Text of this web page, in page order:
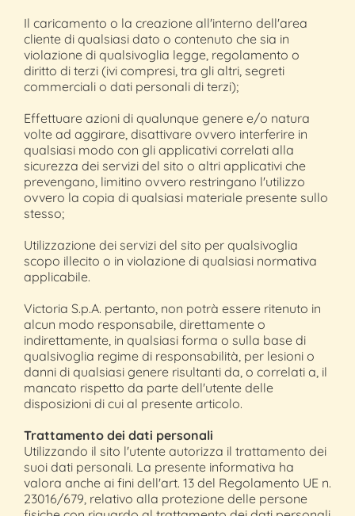
Il caricamento o la creazione all'interno dell'area
cliente di qualsiasi dato o contenuto che sia in
violazione di qualsivoglia legge, regolamento o
diritto di terzi (ivi compresi, tra gli altri, segreti
commerciali o dati personali di terzi);
Effettuare azioni di qualunque genere e/o natura
volte ad aggirare, disattivare ovvero interferire in
qualsiasi modo con gli applicativi correlati alla
sicurezza dei servizi del sito o altri applicativi che
prevengano, limitino ovvero restringano l'utilizzo
ovvero la copia di qualsiasi materiale presente sullo
stesso;
Utilizzazione dei servizi del sito per qualsivoglia
scopo illecito o in violazione di qualsiasi normativa
applicabile.
Victoria S.p.A. pertanto, non potrà essere ritenuto in
alcun modo responsabile, direttamente o
indirettamente, in qualsiasi forma o sulla base di
qualsivoglia regime di responsabilità, per lesioni o
danni di qualsiasi genere risultanti da, o correlati a, il
mancato rispetto da parte dell'utente delle
disposizioni di cui al presente articolo.
Trattamento dei dati personali
Utilizzando il sito l'utente autorizza il trattamento dei
suoi dati personali. La presente informativa ha
valora anche ai fini dell'art. 13 del Regolamento UE n.
23016/679, relativo alla protezione delle persone